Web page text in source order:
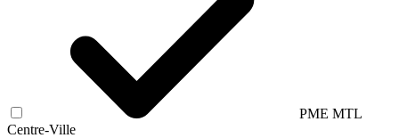
PME MTL
Centre-Ville